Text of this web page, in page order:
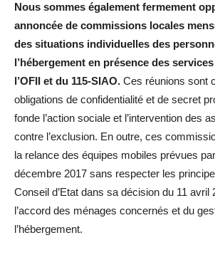
Nous sommes également fermement
annoncée de commissions locales
des situations individuelles des
l’hébergement en présence des
l’OFII et du 115-SIAO. Ces réunions sont
obligations de confidentialité et de secret
fonde l’action sociale et l’intervention des
contre l’exclusion. En outre, ces
la relance des équipes mobiles prévues
décembre 2017 sans respecter les
Conseil d’Etat dans sa décision du 11 avril
l’accord des ménages concernés et du
l’hébergement.